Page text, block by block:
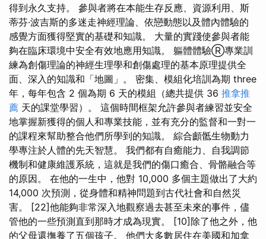
得到永久支持。 參與者將在本能生存反應、資源利用、斯
蒂芬·波吉斯的多迷走神經理論、依戀動態以及體內體驗的
感覺方面獲得堅實的基礎和知識。 大量的實踐使參與者能
夠在臨床環境中安全有效地應用知識。 軀體體驗Ⓡ專業訓
練為創傷理論的神經生理學和創傷處理的基本原理提供全
面、深入的知識和「地圖」。 密集、模組化培訓為期 three
年，每年包含 2 個為期 6 天的模組（總共提供 36 推拿推
薦 天的課堂學習）。 這個時間框架允許參與者練習並安全
地掌握新獲得的個人和專業技能，並有充分的監督和一對一
的課程來幫助整合他們所學到的知識。 綜合顱骶生物動力
學專注於人體的先天智慧。 我們都有自癒能力、自我調節
機制和健康維護系統，這就是我們的傷口癒合、骨骼融合等
的原因。 在他的一生中，他對 10,000 多個主題做出了大約
14,000 次預測，從身體和精神問題到古代社會和自然災
害。 [22]他能夠非常深入地觀察過去甚至未來的事件，儘
管他的一些預測直到那時才成為現實。 [10]除了他之外，他
的父母還撫養了五個孩子。 他們大多數居住在美國和加拿